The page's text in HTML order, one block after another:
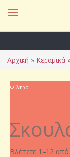
Αρχική » Κεραμικά »
Φίλτρα
Βλέπετε 1–12